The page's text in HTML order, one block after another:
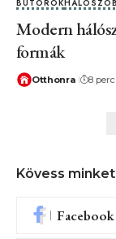
BÚTOROK
Modern
formák
Otthonra 8
Kövess
Facebook